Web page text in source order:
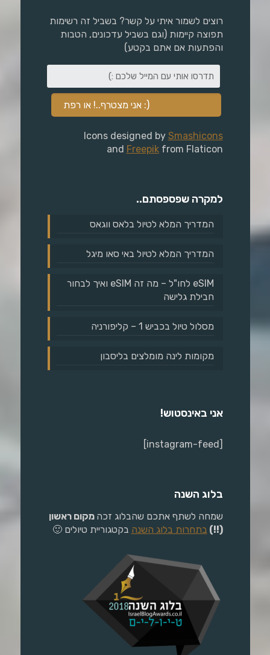
רוצים לשמור איתי על קשר? בשביל זה רשימות
תפוצה קיימות (וגם בשביל עדכונים, הטבות
והפתעות אם אתם בקטע)
Icons designed by Smashicons
and Freepikfrom Flaticon
למקרה שפספסתם..
המדריך המלא לטיול בלאס ווגאס
המדריך המלא לטיול באי סאו מיגל
eSIM לחו"ל – מה זה eSIM ואיך לבחור
חבילת גלישה
מסלול טיול בכביש 1 – קליפורניה
מקומות לינה מומלצים בליסבון
אני באינסטוש!
[instagram-feed]
בלוג השנה
שמחה לשתף אתכם שהבלוג זכה מקום ראשון
(!!) בתחרות בלוג השנה בקטגוריית טיולים 🙂